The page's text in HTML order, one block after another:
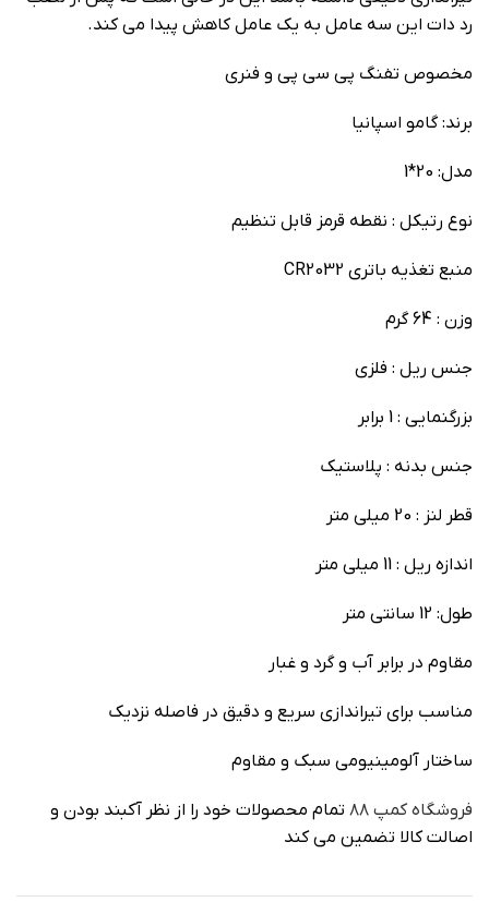
رد دات این سه عامل به یک عامل کاهش پیدا می کند.
مخصوص تفنگ پی سی پی و فنری
برند: گامو اسپانیا
مدل: 20*1
نوع رتیکل : نقطه قرمز قابل تنظیم
منبع تغذیه باتری CR2032
وزن : 64 گرم
جنس ریل : فلزی
بزرگنمایی : 1 برابر
جنس بدنه : پلاستیک
قطر لنز : 20 میلی متر
اندازه ریل : 11 میلی متر
طول: 12 سانتی متر
مقاوم در برابر آب و گرد و غبار
مناسب برای تیراندازی سریع و دقیق در فاصله نزدیک
ساختار آلومینیومی سبک و مقاوم
فروشگاه کمپ ۸۸
تمام محصولات خود را از نظر آکبند بودن و
اصالت کالا تضمین می کند